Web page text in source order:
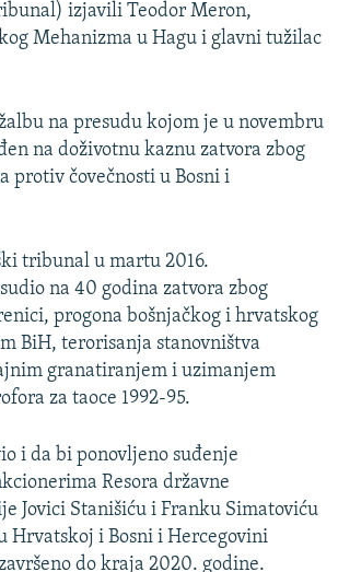
izjavili Teodor Meron,
Mehanizma u Hagu i glavni tužilac
na presudu kojom je u novembru
na doživotnu kaznu zatvora zbog
protiv čovečnosti u Bosni i
tribunal u martu 2016.
na 40 godina zatvora zbog
progona bošnjačkog i hrvatskog
BiH, terorisanja stanovništva
granatiranjem i uzimanjem
za taoce 1992-95.
i da bi ponovljeno suđenje
Resora državne
Jovici Stanišiću i Franku Simatoviću
Hrvatskoj i Bosni i Hercegovini
do kraja 2020. godine.